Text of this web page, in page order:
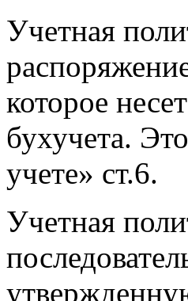
Учетная
которое
бухучета.
учете» ст.6.
Учетная